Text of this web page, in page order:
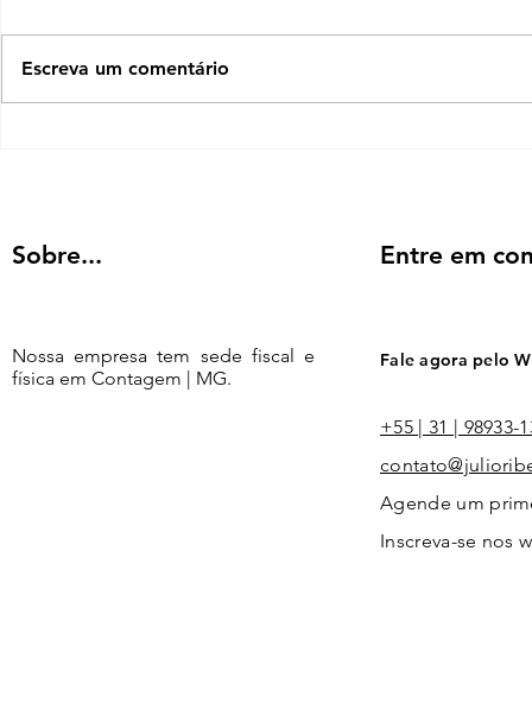
PRÁTICA!" AGORA 100%
Escreva um comentário
Sobre...
Nossa empresa tem sede fiscal e
física em Contagem | MG.
Entre em
Fale agora pelo
+55 | 31 | 98933-
Agende um
Inscreva-se nos